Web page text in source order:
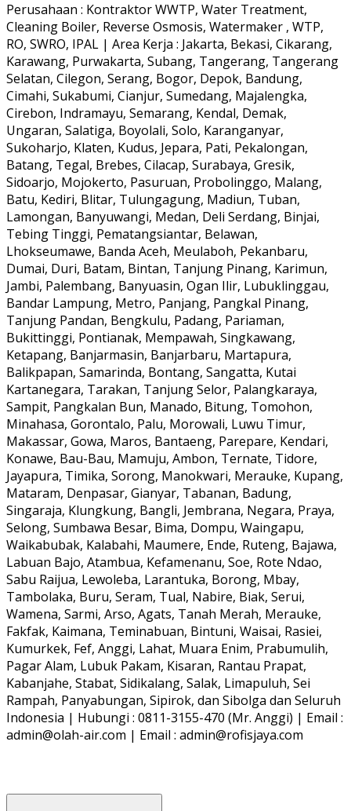
Perusahaan : Kontraktor WWTP, Water Treatment,
Cleaning Boiler, Reverse Osmosis, Watermaker , WTP,
RO, SWRO, IPAL | Area Kerja : Jakarta, Bekasi, Cikarang,
Karawang, Purwakarta, Subang, Tangerang, Tangerang
Selatan, Cilegon, Serang, Bogor, Depok, Bandung,
Cimahi, Sukabumi, Cianjur, Sumedang, Majalengka,
Cirebon, Indramayu, Semarang, Kendal, Demak,
Ungaran, Salatiga, Boyolali, Solo, Karanganyar,
Sukoharjo, Klaten, Kudus, Jepara, Pati, Pekalongan,
Batang, Tegal, Brebes, Cilacap, Surabaya, Gresik,
Sidoarjo, Mojokerto, Pasuruan, Probolinggo, Malang,
Batu, Kediri, Blitar, Tulungagung, Madiun, Tuban,
Lamongan, Banyuwangi, Medan, Deli Serdang, Binjai,
Tebing Tinggi, Pematangsiantar, Belawan,
Lhokseumawe, Banda Aceh, Meulaboh, Pekanbaru,
Dumai, Duri, Batam, Bintan, Tanjung Pinang, Karimun,
Jambi, Palembang, Banyuasin, Ogan Ilir, Lubuklinggau,
Bandar Lampung, Metro, Panjang, Pangkal Pinang,
Tanjung Pandan, Bengkulu, Padang, Pariaman,
Bukittinggi, Pontianak, Mempawah, Singkawang,
Ketapang, Banjarmasin, Banjarbaru, Martapura,
Balikpapan, Samarinda, Bontang, Sangatta, Kutai
Kartanegara, Tarakan, Tanjung Selor, Palangkaraya,
Sampit, Pangkalan Bun, Manado, Bitung, Tomohon,
Minahasa, Gorontalo, Palu, Morowali, Luwu Timur,
Makassar, Gowa, Maros, Bantaeng, Parepare, Kendari,
Konawe, Bau-Bau, Mamuju, Ambon, Ternate, Tidore,
Jayapura, Timika, Sorong, Manokwari, Merauke, Kupang,
Mataram, Denpasar, Gianyar, Tabanan, Badung,
Singaraja, Klungkung, Bangli, Jembrana, Negara, Praya,
Selong, Sumbawa Besar, Bima, Dompu, Waingapu,
Waikabubak, Kalabahi, Maumere, Ende, Ruteng, Bajawa,
Labuan Bajo, Atambua, Kefamenanu, Soe, Rote Ndao,
Sabu Raijua, Lewoleba, Larantuka, Borong, Mbay,
Tambolaka, Buru, Seram, Tual, Nabire, Biak, Serui,
Wamena, Sarmi, Arso, Agats, Tanah Merah, Merauke,
Fakfak, Kaimana, Teminabuan, Bintuni, Waisai, Rasiei,
Kumurkek, Fef, Anggi, Lahat, Muara Enim, Prabumulih,
Pagar Alam, Lubuk Pakam, Kisaran, Rantau Prapat,
Kabanjahe, Stabat, Sidikalang, Salak, Limapuluh, Sei
Rampah, Panyabungan, Sipirok, dan Sibolga dan Seluruh
Indonesia | Hubungi : 0811-3155-470 (Mr. Anggi) | Email :
admin@olah-air.com | Email : admin@rofisjaya.com